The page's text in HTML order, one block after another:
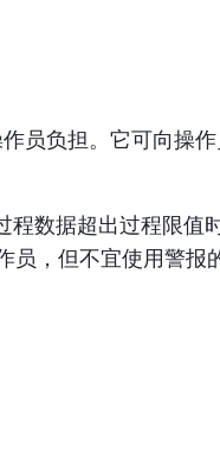
员负担。它可向操
数据超出过程限
，但不宜使用警报